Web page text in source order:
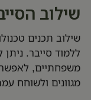
שילוב
שילוב תכנים
ללמוד סייבר.
משפחתיים, לאפשר
מגוונים ולשוחח